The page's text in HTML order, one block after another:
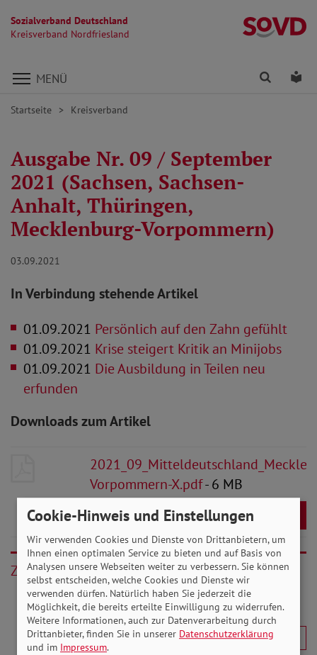
Sozialverband Deutschland
Kreisverband Nordfriesland
Direkt zu den Inhalten springen
MENÜ Finden
Startseite Kreisverband
Ausgabe Nr. 09 / September
2021 (Sachsen, Sachsen-
Anhalt, Thüringen,
Mecklenburg-Vorpommern)
03.09.2021
In Verbindung stehende Artikel
01.09.2021 Persönlich auf den Zahn gefühlt
01.09.2021 Krise steigert Kritik an Minijobs
01.09.2021 Die Ausbildung in Teilen neu
erfunden
Downloads zum Artikel
Vorpommern-X.pdf- 6 MB
Download
Zurück
Cookie-Hinweis und Einstellungen
Wir verwenden Cookies und Dienste von Drittanbietern, um
Ihnen einen optimalen Service zu bieten und auf Basis von
Analysen unsere Webseiten weiter zu verbessern. Sie können
selbst entscheiden, welche Cookies und Dienste wir
verwenden dürfen. Natürlich haben Sie jederzeit die
Möglichkeit, die bereits erteilte Einwilligung zu widerrufen.
Weitere Informationen, auch zur Datenverarbeitung durch
Drittanbieter, finden Sie in unserer Datenschutzerklärung
und im Impressum.